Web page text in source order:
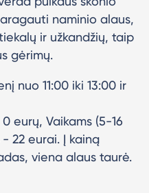
naminio alaus,
ir užkandžių, taip
gėrimų.
nuo 11:00 iki 13:00 ir
eurų, Vaikams (5-16
- 22 eurai. Į kainą
viena alaus taurė.